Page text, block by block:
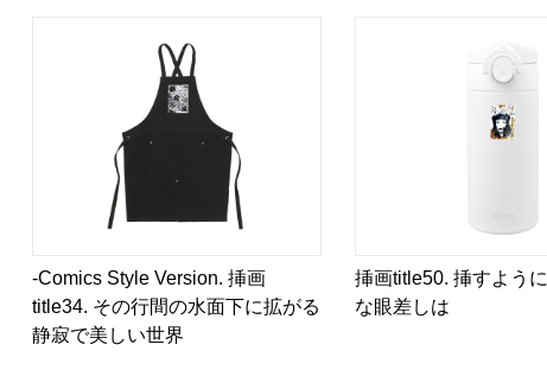
▶︎小説 [刺すように燃えるような眼差しは]
-Comics Style Version.
挿画&グッズカタログ <デザイン画集:BEST版>
＜著者/絵本:挿画作成＞ 凛々風 猛 -リリカゼタケル
日本語版: https://amzn.asia/d/gPVyU1t
<merchandise shop>
＿＿＿＿＿＿＿＿＿＿＿＿＿＿＿＿＿＿＿＿＿＿
-Comics Style Version. 挿画
title34. その行間の水面下に拡がる
静寂で美しい世界
挿画title50. 挿すよう
な眼差しは